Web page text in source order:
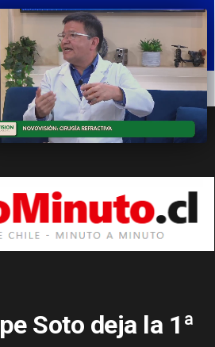
POLÍTICA ECONOMÍA
Soto deja la 1ª